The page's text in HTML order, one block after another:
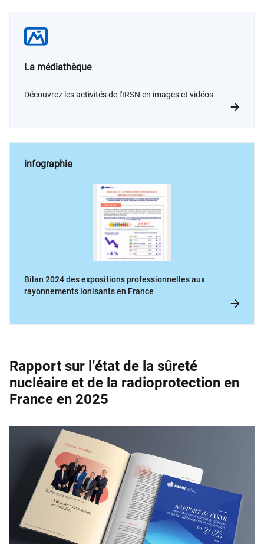
La médiathèque
Découvrez les activités de l'IRSN en images et vidéos
infographie
Bilan 2024 des expositions professionnelles aux
rayonnements ionisants en France
Rapport sur l’état de la sûreté
nucléaire et de la ­radioprotection en
France en 2025